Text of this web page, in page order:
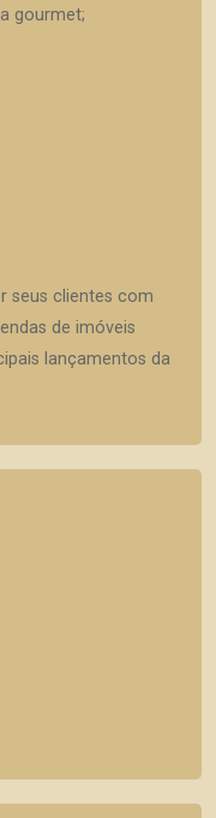
gourmet;
seus clientes com
de imóveis
lançamentos da